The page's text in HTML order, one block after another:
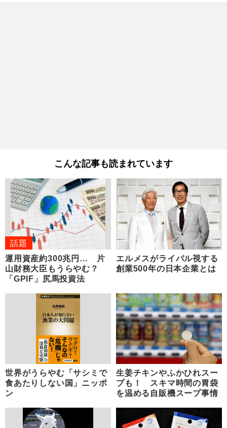
こんな記事も読まれています
話題
運用資産約300兆円… 片
山財務大臣もうらやむ？
「GPIF」尻馬投資法
エルメスがライバル視する
創業500年の日本企業とは
世界がうらやむ「サシミで
食あたりしない国」ニッポ
ン
生姜チキンやふかひれスー
プも！ スキマ時間の胃袋
を温める自販機スープ事情